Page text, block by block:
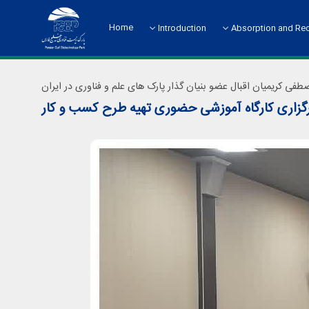
Home Introduction
Chart
Absorption and
کریمیان اقبال عضو بنیان گذار پارک های علم و فناوری در ایران
کارگاه آموزشی حضوری تهیه طرح کسب و کار